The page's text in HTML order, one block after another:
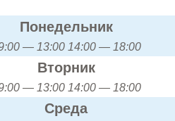
Понедельник
— 13:00 14:00 — 18:00
Вторник
— 13:00 14:00 — 18:00
Среда